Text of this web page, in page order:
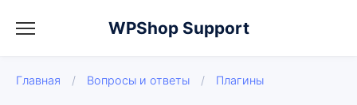
WPShop Support
Главная / Вопросы и ответы / Плагины